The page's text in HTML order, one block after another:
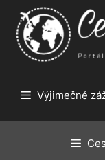
Přeskočit
obsah
Výjimečné